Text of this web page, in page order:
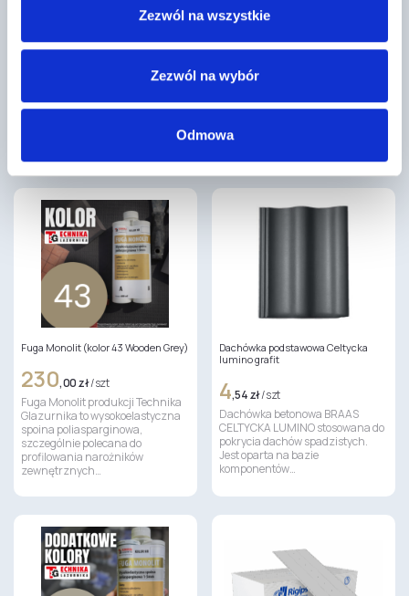
Zezwól na wszystkie
Zezwól na wybór
Odmowa
Dachówka podstawowa PIEMONT
tobago to część systemu
dachowego firmy Röben.
Klej uniwersalny TO-KU
34
Klej uniwersalny TO-KU jest
Organika®. Służy do przyklejania
Fuga Monolit (kolor 43 Wooden Grey)
230,00 zł/ szt
Fuga Monolit produkcji Technika
Glazurnika to wysokoelastyczna
spoina poliasparginowa,
szczególnie polecana do
profilowania narożników
zewnętrznych…
Dachówka podstawowa Celtycka
lumino grafit
4,54 zł/ szt
Dachówka betonowa BRAAS
CELTYCKA LUMINO stosowana do
pokrycia dachów spadzistych.
Jest oparta na bazie
komponentów…